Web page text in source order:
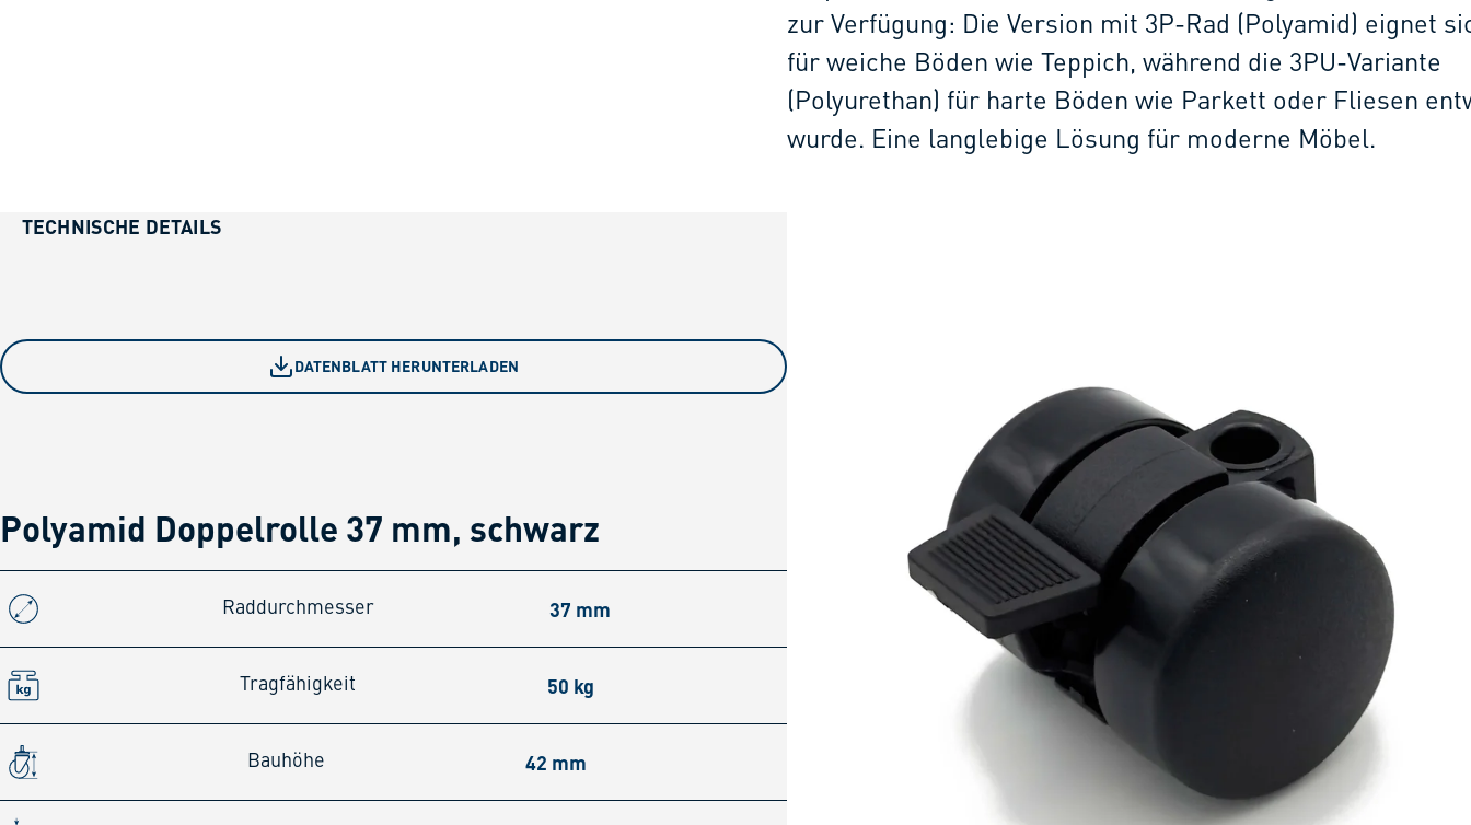
zur Verfügung: Die Version mit 3P-Rad (Polyamid) eignet
für weiche Böden wie Teppich, während die 3PU-Variante
(Polyurethan) für harte Böden wie Parkett oder Fliesen
wurde. Eine langlebige Lösung für moderne Möbel.
TECHNISCHE DETAILS
DATENBLATT HERUNTERLADEN
Polyamid Doppelrolle 37 mm, schwarz
Raddurchmesser 37 mm
Tragfähigkeit 50 kg
Bauhöhe 42 mm